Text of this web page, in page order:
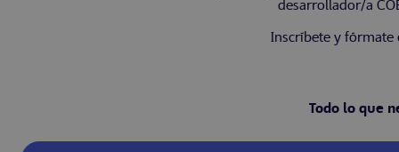
desarrollador/a
Inscríbete y fórmate
Todo lo que